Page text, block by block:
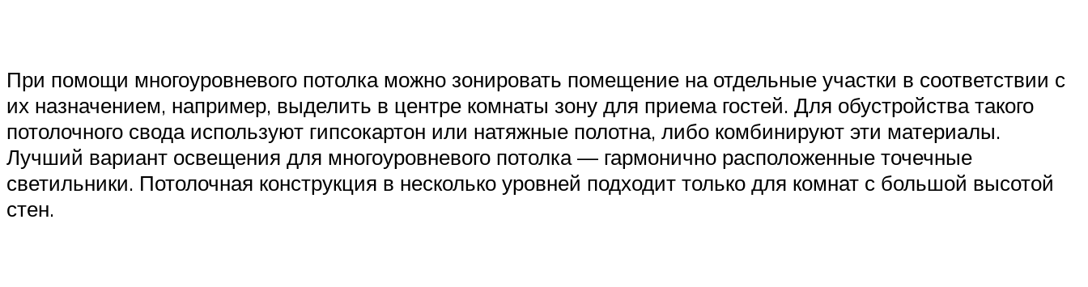
При помощи многоуровневого потолка можно зонировать помещение на отдельные участки в соответствии с
их назначением, например, выделить в центре комнаты зону для приема гостей. Для обустройства такого
потолочного свода используют гипсокартон или натяжные полотна, либо комбинируют эти материалы.
Лучший вариант освещения для многоуровневого потолка — гармонично расположенные точечные
светильники. Потолочная конструкция в несколько уровней подходит только для комнат с большой высотой
стен.